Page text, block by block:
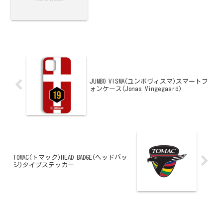
JUMBO VISMA(ユンボヴィスマ)スマートフ
ォンケース(Jonas Vingegaard)
TOMAC(トマック)HEAD BADGE(ヘッドバッ
ジ)タイプステッカー